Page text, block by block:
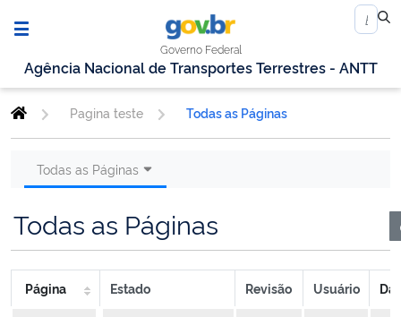
Governo Federal
Agência Nacional de Transportes Terrestres - ANTT
Pagina teste Todas as Páginas
Todas as Páginas
Todas as Páginas
Página Estado Revisão Usuário